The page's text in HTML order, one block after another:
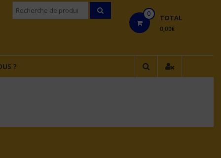
0 TOTAL
0,00€
Recherche
pourÂ :
?